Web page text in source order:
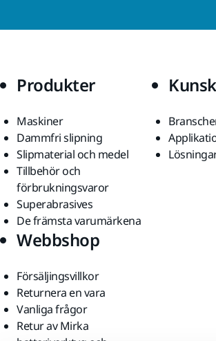
Produkter
Maskiner
Dammfri slipning
Slipmaterial och medel
Tillbehör och
förbrukningsvaror
Superabrasives
De främsta varumärkena
Webbshop
Försäljingsvillkor
Returnera en vara
Vanliga frågor
Retur av Mirka